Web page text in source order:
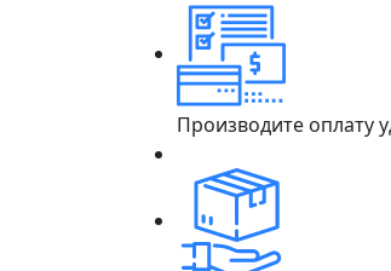
Производите оплату